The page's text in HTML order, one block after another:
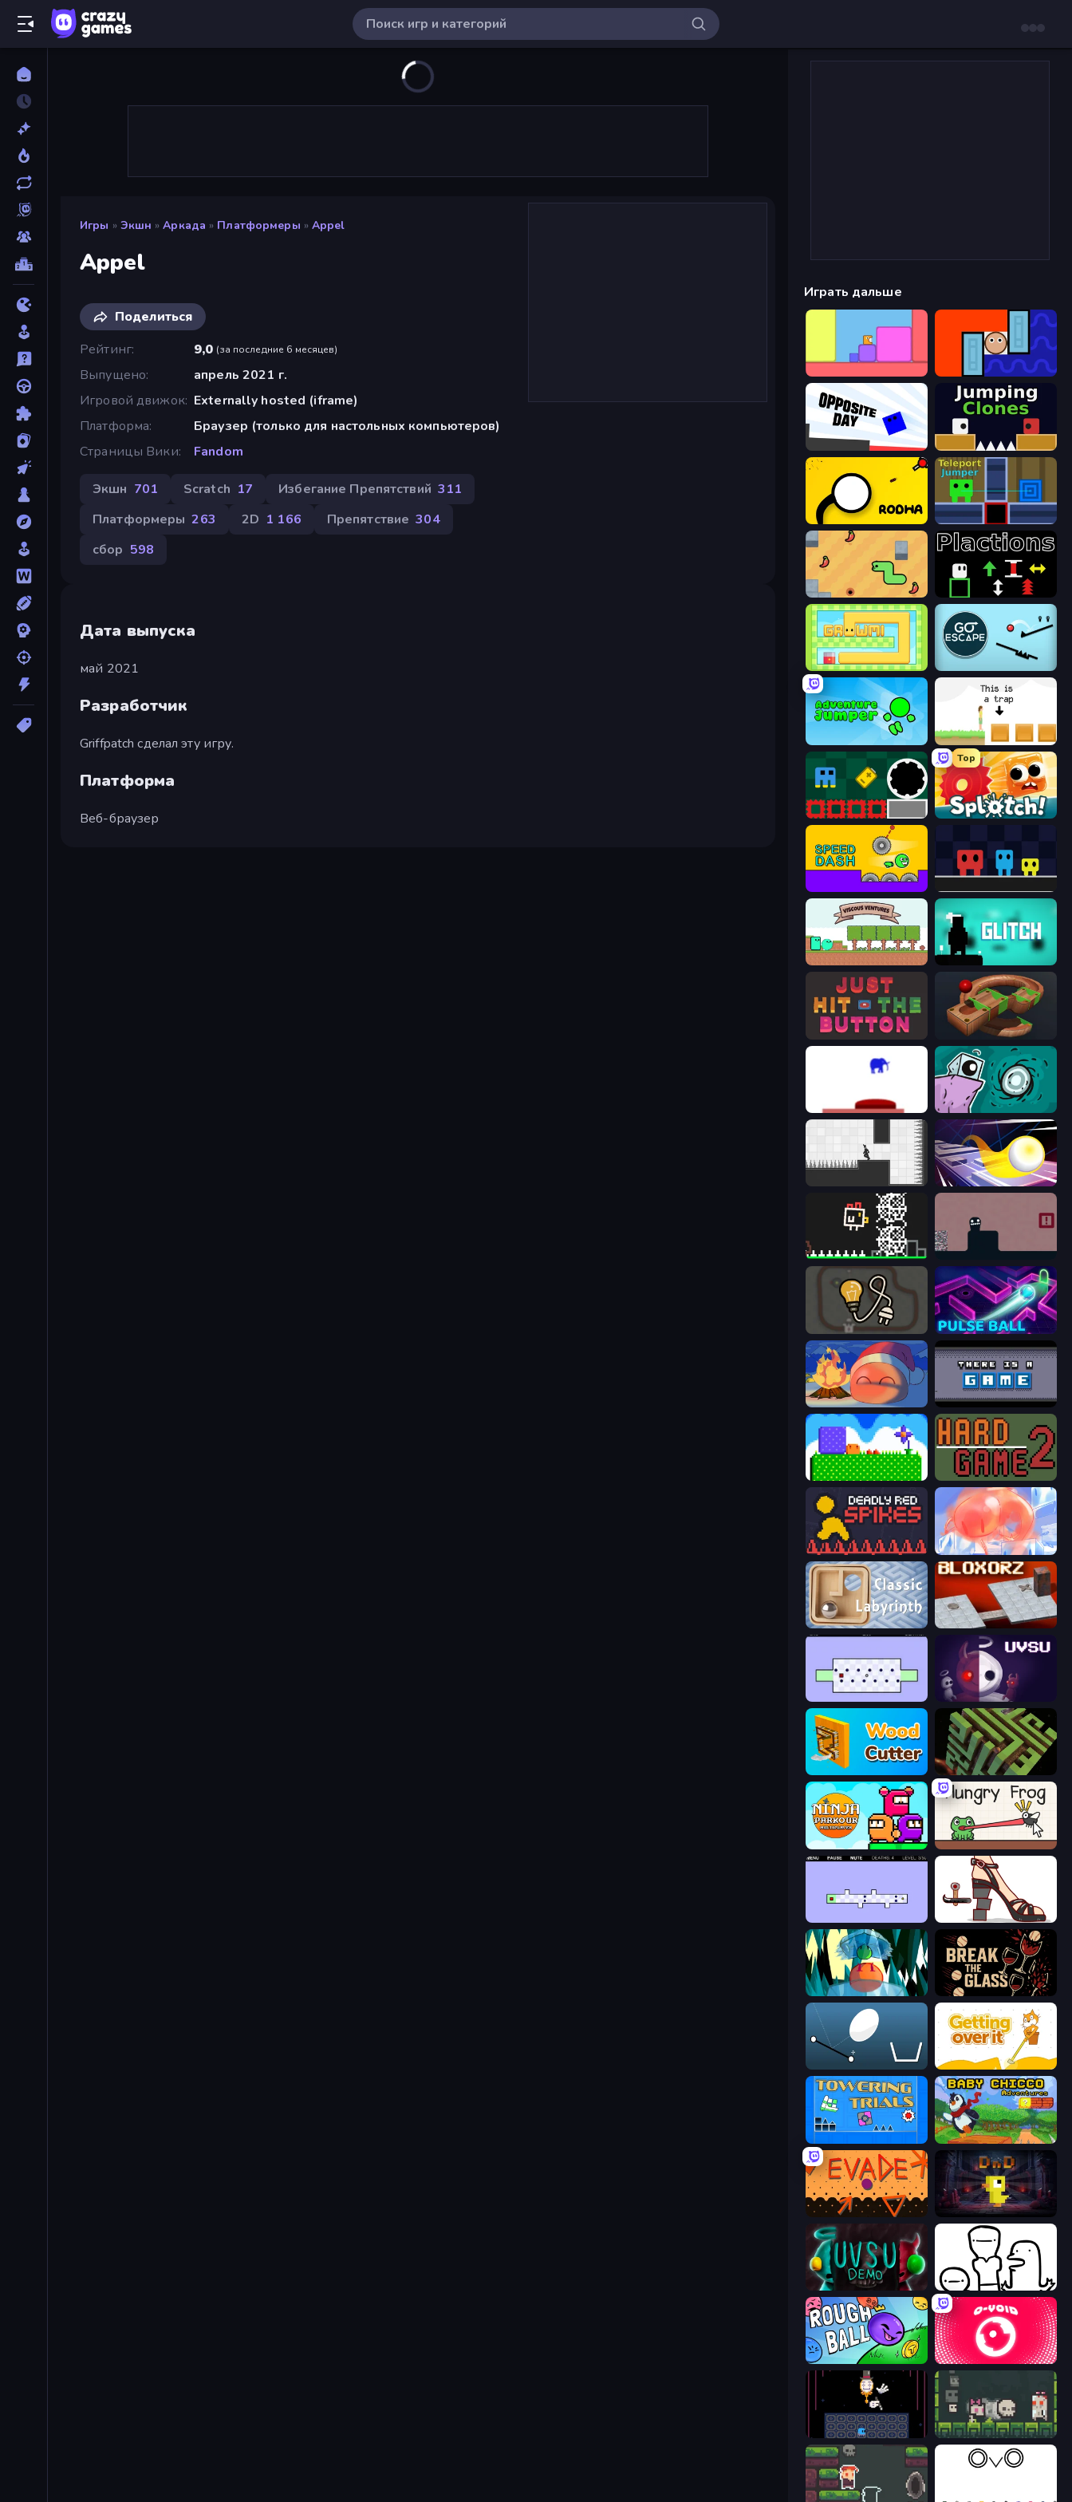
Игры » Экшн » Аркада » Платформеры » Appel
Appel
Поделиться
Рейтинг
9,0 (за последние 6 месяцев)
Выпущено
апрель 2021 г.
Игровой движок Externally hosted (iframe)
Платформа
Браузер (только для настольных компьютеров)
Страницы Вики
Fandom
Экшн 701 Scratch 17 Избегание Препятствий 311
Платформеры 263 2D 1 166 Препятствие 304
сбор 598
Дата выпуска
май 2021
Разработчик
Griffpatch сделал эту игру.
Платформа
Веб-браузер
Играть дальше
Lava and Aqua
Opposite Day Jumping Clones
Rodha Teleport Jumper
SSSPICY! Plactions
Growmi
Adventure Jumper The Unfair Platformer
Jump and Hover
Top
Splotch!
Viscous Ventures
Just Hit the Button Marble Run
This Is The Only Level Tilo
Leap and Avoid 2
Chicken and Bee
Light The Lamp Pulse Ball
FireBlob Winter There Is No Game
Mini Jumps Hard Game 2
Deadly Red Spikes FireBlob
Classic Labyrinth 3D Bloxorz
UVSU
Wood Cutter - Saw Maze Planet 3D
Ninja Parkour Multiplayer Hungry Frog
Kakato Otoshi
Emerald and Amber Break the Glass
Bouncy Egg Getting Over It
Baby Chicco Adventures
Evade Dungeons n' Ducks
UVSU Demo I Don't Even Know
Rough Ball O-VOID
Just One Boss A Grim Chase